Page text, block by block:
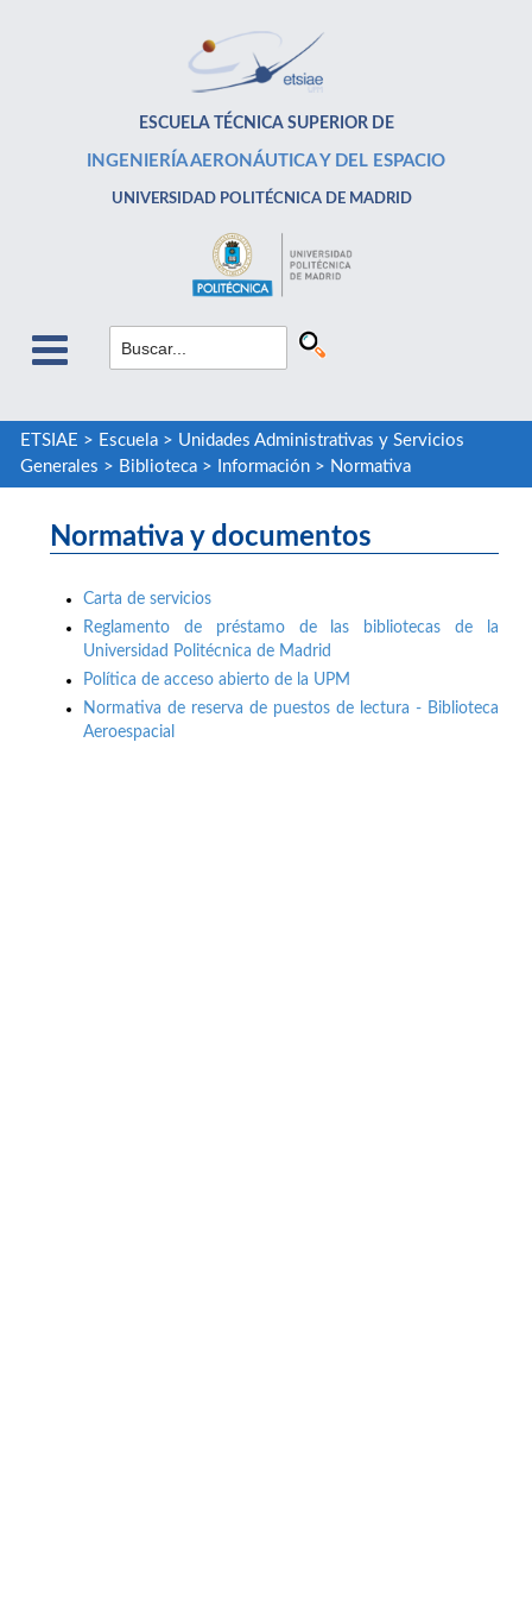
ESCUELA TÉCNICA SUPERIOR DE
INGENIERÍA AERONÁUTICA Y DEL ESPACIO
UNIVERSIDAD POLITÉCNICA DE MADRID
ETSIAE > Escuela> Unidades Administrativas y Servicios
Generales > Biblioteca> Información> Normativa
Normativa y documentos
Carta de servicios
Reglamento de préstamo de las bibliotecas de la
Universidad Politécnica de Madrid
Política de acceso abierto de la UPM
Normativa de reserva de puestos de lectura - Biblioteca
Aeroespacial